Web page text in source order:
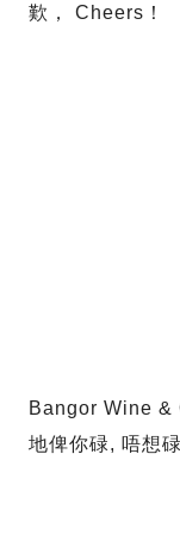
歎， Cheers！
Bangor Wine &
地俾你碌, 唔想